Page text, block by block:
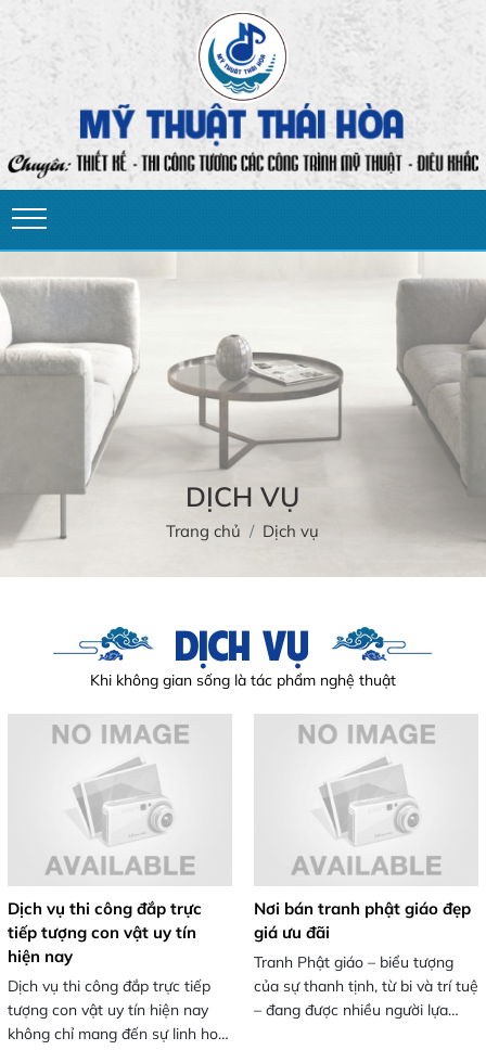
DỊCH VỤ
Trang chủ Dịch vụ
DỊCH VỤ
Khi không gian sống là tác phẩm nghệ thuật
Dịch vụ thi công đắp trực
tiếp tượng con vật uy tín
hiện nay
Dịch vụ thi công đắp trực tiếp
tượng con vật uy tín hiện nay
không chỉ mang đến sự linh hoạt
Nơi bán tranh phật giáo đẹp
giá ưu đãi
Tranh Phật giáo – biểu tượng
của sự thanh tịnh, từ bi và trí tuệ
– đang được nhiều người lựa